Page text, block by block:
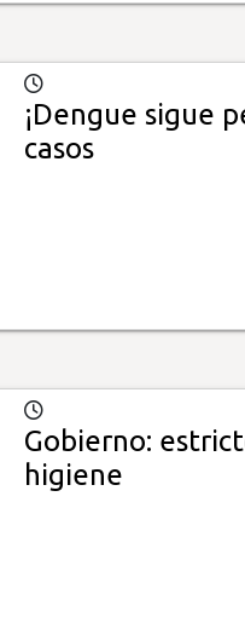
¡Dengue sigue
casos
Gobierno:
higiene